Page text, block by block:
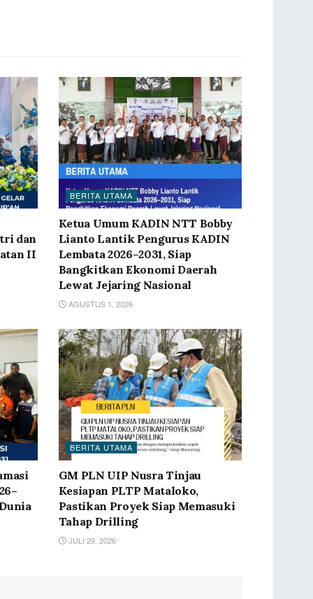
dan
II
BERITA UTAMA
Ketua Umum KADIN NTT Bobby
Lianto Lantik Pengurus KADIN
Lembata 2026–2031, Siap
Bangkitkan Ekonomi Daerah
Lewat Jejaring Nasional
AGUSTUS 1, 2026
BERITA UTAMA
GM PLN UIP Nusra Tinjau
Kesiapan PLTP Mataloko,
Pastikan Proyek Siap Memasuki
Tahap Drilling
JULI 29, 2026